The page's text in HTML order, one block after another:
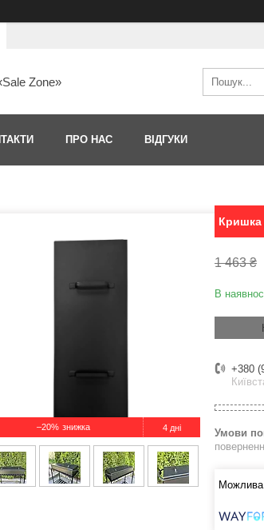
Zone»
ПРО НАС ВІДГУКИ
–20% 4 дні
Кришка
1 463 ₴
В
+380